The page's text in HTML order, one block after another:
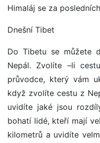
Himaláj se za
Dnešní Tibet
Do Tibetu se můžete
Nepál. Zvolíte –li
průvodce, který vám
když zvolíte cestu z
uvidíte jaké jsou
bohatí lidé, kteří mají
kilometrů a uvidíte